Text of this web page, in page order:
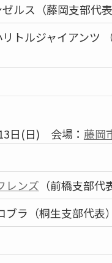
ルス（藤岡支部代表
トルジャイアンツ
日(日) 会場： 藤岡
レンズ （前橋支部代
ブラ（桐生支部代表）